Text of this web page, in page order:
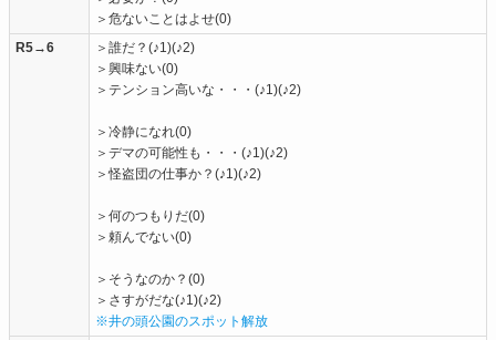
＞危ないことはよせ(0)
R5→6
＞誰だ？(♪1)(♪2)
＞興味ない(0)
＞テンション高いな・・・(♪1)(♪2)
＞冷静になれ(0)
＞デマの可能性も・・・(♪1)(♪2)
＞怪盗団の仕事か？(♪1)(♪2)
＞何のつもりだ(0)
＞頼んでない(0)
＞そうなのか？(0)
＞さすがだな(♪1)(♪2)
※井の頭公園のスポット解放